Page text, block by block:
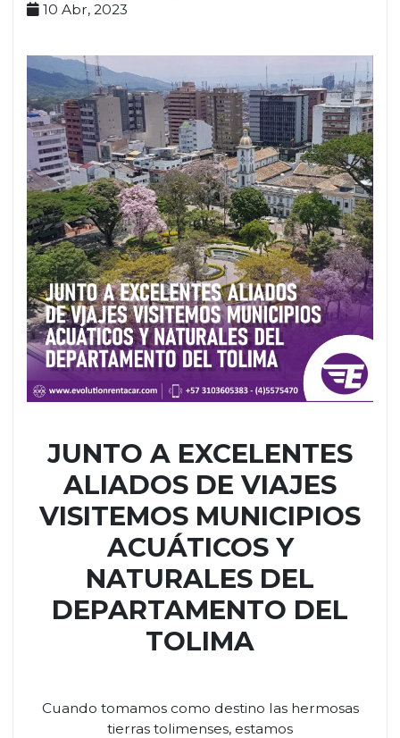
10 Abr, 2023
JUNTO A EXCELENTES
ALIADOS DE VIAJES
VISITEMOS MUNICIPIOS
ACUÁTICOS Y
NATURALES DEL
DEPARTAMENTO DEL
TOLIMA
Cuando tomamos como destino las hermosas
tierras tolimenses, estamos